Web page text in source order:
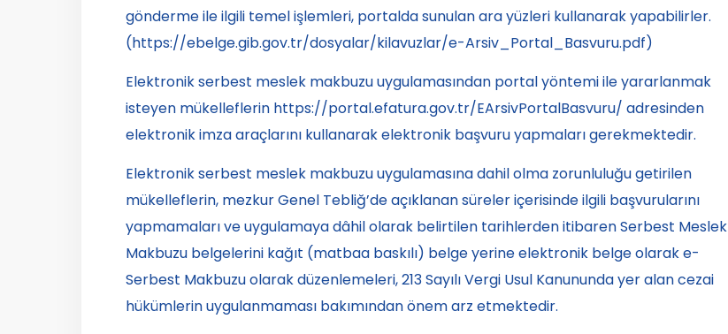
gönderme ile ilgili temel işlemleri, portalda sunulan ara yüzleri kullanarak yapabilirler.
(https://ebelge.gib.gov.tr/dosyalar/kilavuzlar/e-Arsiv_Portal_Basvuru.pdf)
Elektronik serbest meslek makbuzu uygulamasından portal yöntemi ile yararlanmak
isteyen mükelleflerin https://portal.efatura.gov.tr/EArsivPortalBasvuru/ adresinden
elektronik imza araçlarını kullanarak elektronik başvuru yapmaları gerekmektedir.
Elektronik serbest meslek makbuzu uygulamasına dahil olma zorunluluğu getirilen
mükelleflerin, mezkur Genel Tebliğ’de açıklanan süreler içerisinde ilgili başvurularını
yapmamaları ve uygulamaya dâhil olarak belirtilen tarihlerden itibaren Serbest Meslek
Makbuzu belgelerini kağıt (matbaa baskılı) belge yerine elektronik belge olarak e-
Serbest Makbuzu olarak düzenlemeleri, 213 Sayılı Vergi Usul Kanununda yer alan cezai
hükümlerin uygulanmaması bakımından önem arz etmektedir.